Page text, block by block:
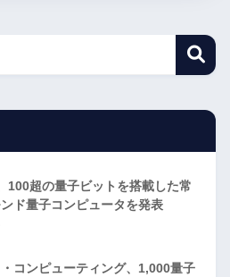
100超の量子ビットを搭載した常
ド量子コンピュータを発表
コンピューティング、1,000量子